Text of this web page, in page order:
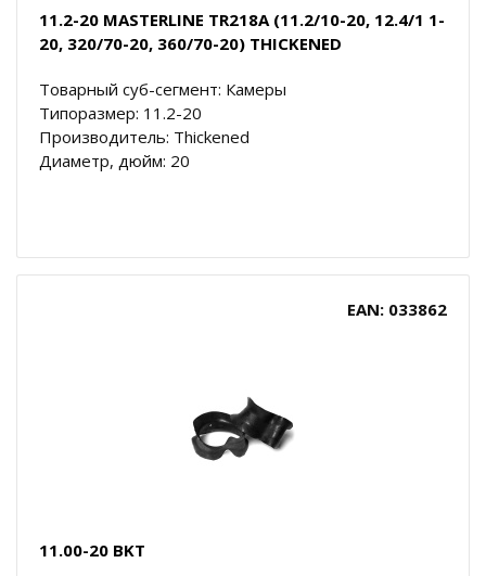
11.2-20 MASTERLINE TR218A (11.2/10-20, 12.4/1 1-
20, 320/70-20, 360/70-20) THICKENED
Товарный суб-сегмент: Камеры
Типоразмер: 11.2-20
Производитель: Thickened
Диаметр, дюйм: 20
EAN: 033862
11.00-20 BKT